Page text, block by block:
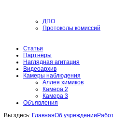
ДПО
Протоколы комиссий
Статьи
Партнёры
Наглядная агитация
Видеоархив
Камеры наблюдения
Аллея химиков
Камера 2
Камера 3
Объявления
Вы здесь: ГлавнаяОб учреждении